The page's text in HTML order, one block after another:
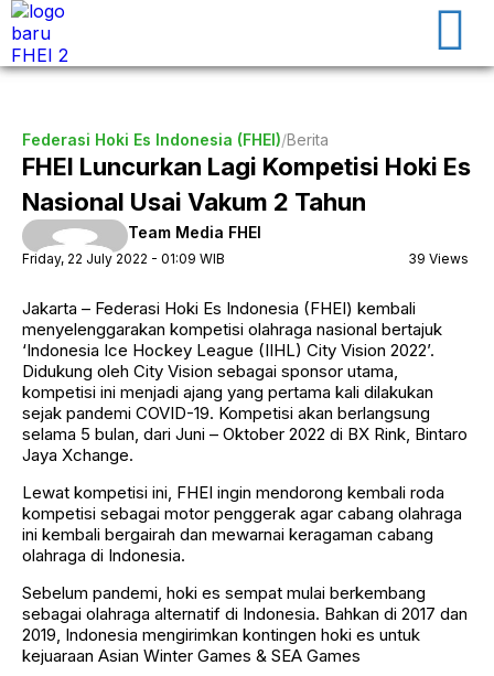
Federasi Hoki Es Indonesia (FHEI)/Berita
FHEI Luncurkan Lagi Kompetisi Hoki Es
Nasional Usai Vakum 2 Tahun
Team Media FHEI
Friday, 22 July 2022 - 01:09 WIB 39 Views ㅤ
Jakarta – Federasi Hoki Es Indonesia (FHEI) kembali
menyelenggarakan kompetisi olahraga nasional bertajuk
‘Indonesia Ice Hockey League (IIHL) City Vision 2022’.
Didukung oleh City Vision sebagai sponsor utama,
kompetisi ini menjadi ajang yang pertama kali dilakukan
sejak pandemi COVID-19. Kompetisi akan berlangsung
selama 5 bulan, dari Juni – Oktober 2022 di BX Rink, Bintaro
Jaya Xchange.
Lewat kompetisi ini, FHEI ingin mendorong kembali roda
kompetisi sebagai motor penggerak agar cabang olahraga
ini kembali bergairah dan mewarnai keragaman cabang
olahraga di Indonesia.
Sebelum pandemi, hoki es sempat mulai berkembang
sebagai olahraga alternatif di Indonesia. Bahkan di 2017 dan
2019, Indonesia mengirimkan kontingen hoki es untuk
kejuaraan Asian Winter Games & SEA Games